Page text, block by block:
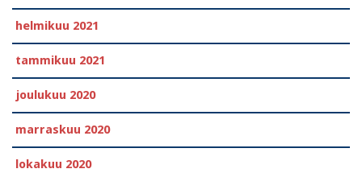
helmikuu 2021
tammikuu 2021
joulukuu 2020
marraskuu 2020
lokakuu 2020